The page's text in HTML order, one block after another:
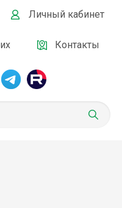
Личный кабинет
Контакты